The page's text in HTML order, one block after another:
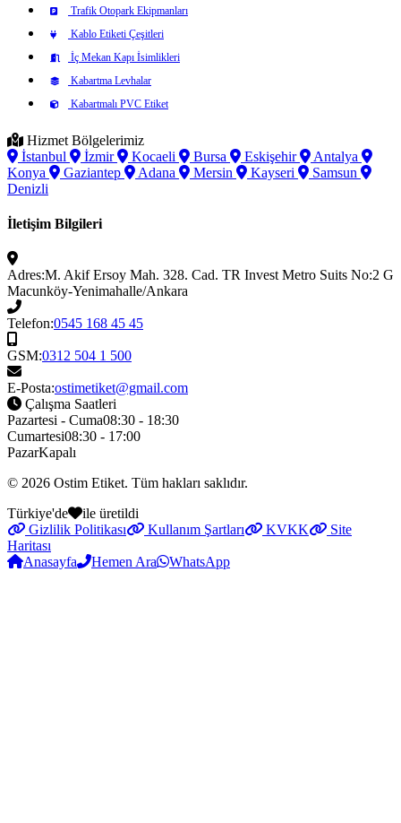
Trafik Otopark Ekipmanları
Kablo Etiketi Çeşitleri
İç Mekan Kapı İsimlikleri
Kabartma Levhalar
Kabartmalı PVC Etiket
Hizmet Bölgelerimiz
İstanbul
İzmir Kocaeli Bursa Eskişehir
Antalya
Konya
Gaziantep Adana Mersin Kayseri
Samsun
Denizli
İletişim Bilgileri
Adres:M. Akif Ersoy Mah. 328. Cad. TR Invest Metro Suits No:2 G
Macunköy-Yenimahalle/Ankara
Telefon:0545 168 45 45
GSM:0312 504 1 500
E-Posta:ostimetiket@gmail.com
Çalışma Saatleri
Pazartesi - Cuma08:30 - 18:30
Cumartesi08:30 - 17:00
PazarKapalı
© 2026 Ostim Etiket. Tüm hakları saklıdır.
Türkiye'de
ile üretildi
Gizlilik Politikası
Kullanım Şartları KVKK
Site
Haritası
Anasayfa
Hemen Ara WhatsApp